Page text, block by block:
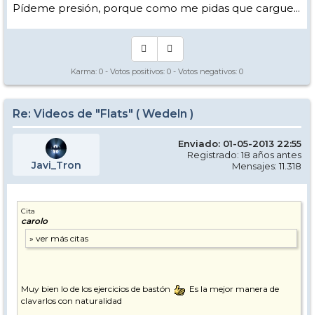
Pídeme presión, porque como me pidas que cargue...
Karma: 0 - Votos positivos: 0 - Votos negativos: 0
Re: Videos de "Flats" ( Wedeln )
Javi_Tron
Enviado: 01-05-2013 22:55
Registrado: 18 años antes
Mensajes: 11.318
Cita
carolo
Muy bien lo de los ejercicios de bastón
Es la mejor manera de
clavarlos con naturalidad